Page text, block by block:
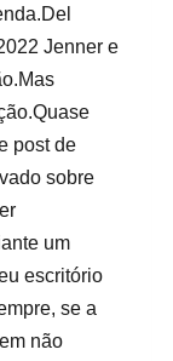
Jenner e
post de
sobre
um
escritório
se a
não